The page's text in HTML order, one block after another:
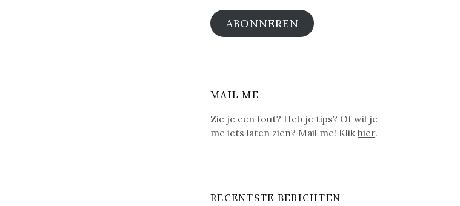
ABONNEREN
MAIL ME
Zie je een fout? Heb je tips? Of wil je
me iets laten zien? Mail me! Klikhier.
RECENTSTE BERICHTEN